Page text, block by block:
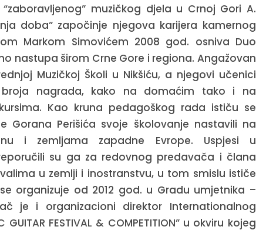
“zaboravljenog” muzičkog djela u Crnoj Gori A.
nja doba” započinje njegova karijera kamernog
Markom Simovićem 2008 god. osniva Duo
nastupa širom Crne Gore i regiona. Angažovan
Muzičkoj Školi u Nikšiću, a njegovi učenici
nagrada, kako na domaćim tako i na
Kao kruna pedagoškog rada ističu se
Gorana Perišića svoje školovanje nastavili na
i zemljama zapadne Evrope. Uspjesi u
su ga za redovnog predavača i člana
u zemlji i inostranstvu, u tom smislu ističe
organizuje od 2012 god. u Gradu umjetnika –
je i organizacioni direktor Internationalnog
FESTIVAL & COMPETITION” u okviru kojeg